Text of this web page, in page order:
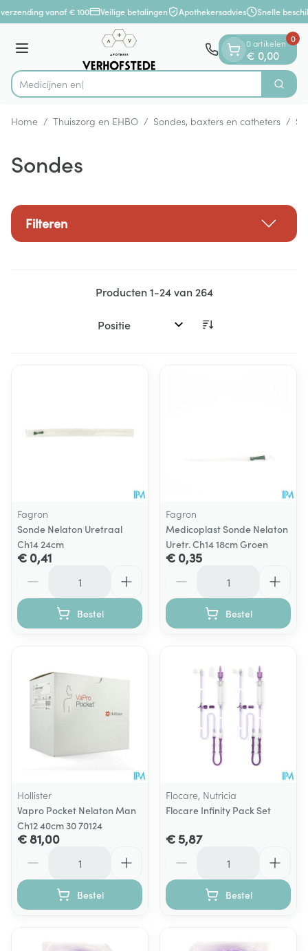
Ga naar de inhoud
1 van 1vanaf € 100 Veilige betalingen Apothekersadvies Snelle
Menu
Product, merk, categorie... Zoek
0 artikelen
€ 0,00
0
Home / Thuiszorg en EHBO / Sondes, baxters en catheters /
Sondes
Filteren
Producten1-24van 264
Sorteer op:
Fagron
Sonde Nelaton Uretraal
Ch14 24cm
€ 0,41
Bestel
Fagron
Medicoplast Sonde Nelaton
Uretr. Ch14 18cm Groen
€ 0,35
Bestel
Hollister
Vapro Pocket Nelaton Man
Ch12 40cm 30 70124
€ 81,00
Bestel
Flocare, Nutricia
Flocare Infinity Pack Set
€ 5,87
Bestel